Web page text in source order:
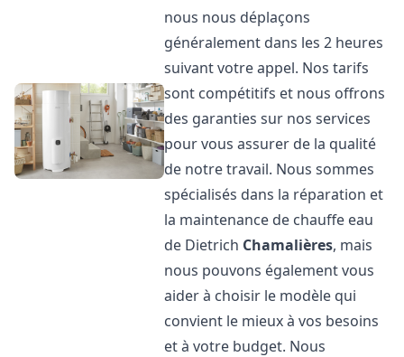
nous nous déplaçons
généralement dans les 2 heures
suivant votre appel. Nos tarifs
sont compétitifs et nous offrons
des garanties sur nos services
pour vous assurer de la qualité
de notre travail. Nous sommes
spécialisés dans la réparation et
la maintenance de chauffe eau
de Dietrich Chamalières, mais
nous pouvons également vous
aider à choisir le modèle qui
convient le mieux à vos besoins
et à votre budget. Nous